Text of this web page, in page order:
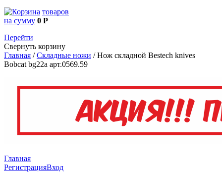
товаров
на сумму 0 Р
Перейти
Свернуть корзину
Главная /Складные ножи /Нож складной Bestech knives
Bobcat bg22a арт.0569.59
Главная
РегистрацияВход